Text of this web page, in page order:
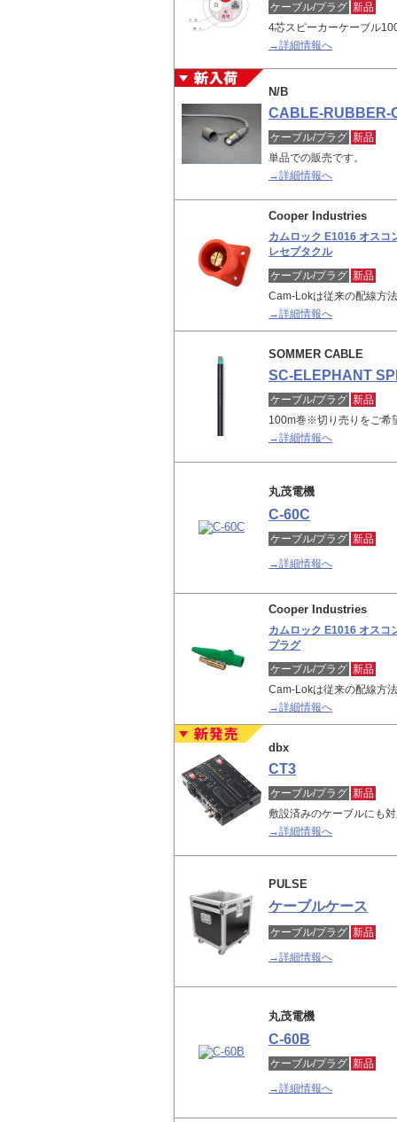
ケーブル/プラグ 新品
4芯スピーカーケーブル
→詳細情報へ
N/B
CABLE-RUBBER-
ケーブル/プラグ 新品
単品での販売です。
→詳細情報へ
Cooper Industries
カムロック E1016 オスコ
レセプタクル
ケーブル/プラグ 新品
Cam-Lokは従来の配線方
→詳細情報へ
SOMMER CABLE
SC-ELEPHANT
ケーブル/プラグ 新品
100m巻※切り売りをご希
→詳細情報へ
丸茂電機
C-60C
ケーブル/プラグ 新品
→詳細情報へ
Cooper Industries
カムロック E1016 オスコ
プラグ
ケーブル/プラグ 新品
Cam-Lokは従来の配線方
→詳細情報へ
dbx
CT3
ケーブル/プラグ 新品
敷設済みのケーブルにも
→詳細情報へ
PULSE
ケーブルケース
ケーブル/プラグ 新品
→詳細情報へ
丸茂電機
C-60B
ケーブル/プラグ 新品
→詳細情報へ